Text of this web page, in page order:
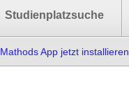
Studienplatzsuche
Mathods App jetzt installieren